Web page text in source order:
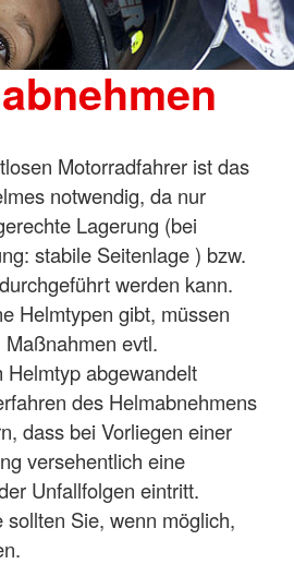
Motorradfahrer ist das
notwendig, da nur
Lagerung (bei
stabile Seitenlage ) bzw.
werden kann.
Helmtypen gibt, müssen
evtl.
abgewandelt
des Helmabnehmens
dass bei Vorliegen einer
versehentlich eine
Unfallfolgen eintritt.
sollten Sie, wenn möglich,